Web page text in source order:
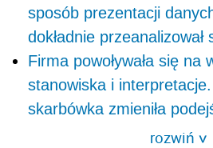
sposób prezentacji
dokładnie
Firma powoływała się na
stanowiska i
skarbówka zmieniła
rozwiń>